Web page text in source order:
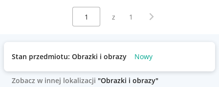
Wybierz stronę:
z 1 Następna strona
Stan przedmiotu: Obrazki i obrazy Nowy
Zobacz w innej lokalizacji "Obrazki i obrazy"